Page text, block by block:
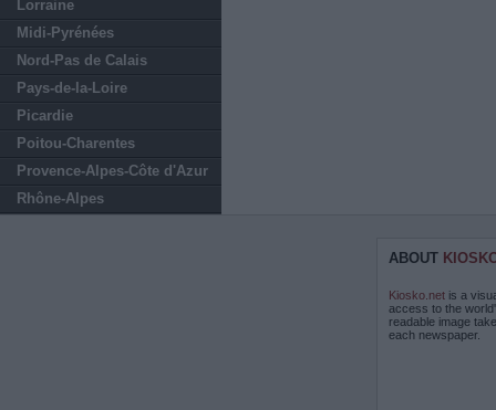
Lorraine
Midi-Pyrénées
Nord-Pas de Calais
Pays-de-la-Loire
Picardie
Poitou-Charentes
Provence-Alpes-Côte d'Azur
Rhône-Alpes
ABOUT
Kiosko.net is a
access to the
readable image
each newspaper.